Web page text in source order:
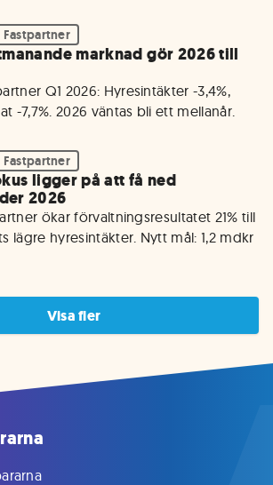
Fastpartner
marknad gör 2026 till
Q1 2026: Hyresintäkter -3,4%,
-7,7%. 2026 väntas bli ett mellanår.
Fastpartner
ligger på att få ned
2026
ökar förvaltningsresultatet 21% till
lägre hyresintäkter. Nytt mål: 1,2 mdkr
Visa fler